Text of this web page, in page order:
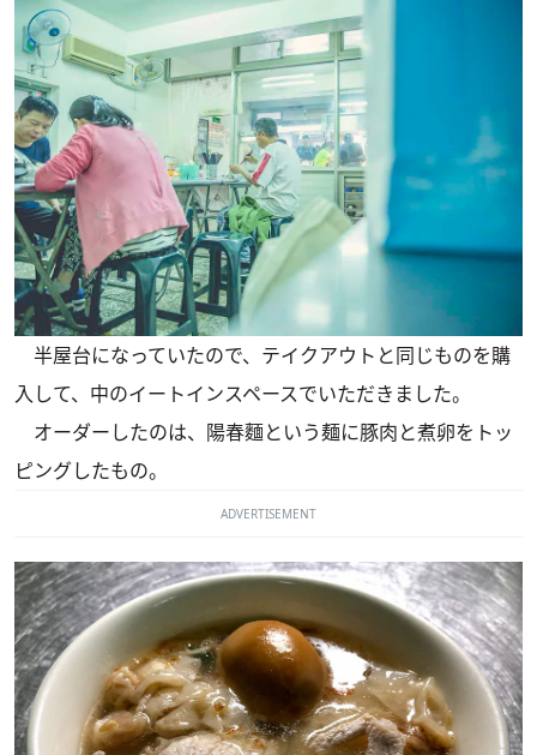
半屋台になっていたので、テイクアウトと同じものを購
入して、中のイートインスペースでいただきました。
オーダーしたのは、陽春麵という麺に豚肉と煮卵をトッ
ピングしたもの。
ADVERTISEMENT